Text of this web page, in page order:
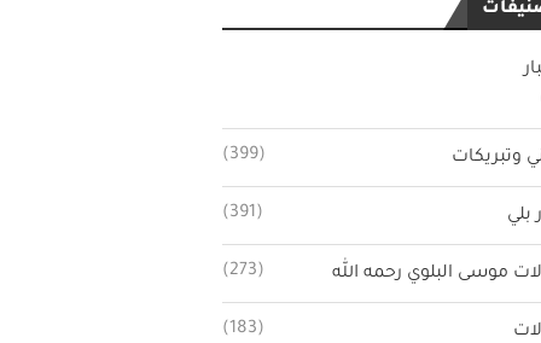
وتبريكات (399)
بلي (391)
موسى البلوي رحمه الله (273)
(183)